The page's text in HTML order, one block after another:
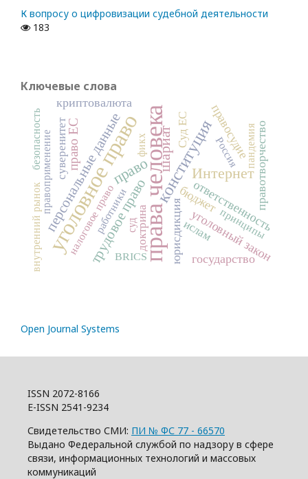
К вопросу о цифровизации судебной деятельности
183
Ключевые слова
права человека
уголовное правоконституция
право шариат
Интернет
персональные данные
трудовое право
право ЕС
бюджет
юрисдикцияответственность
уголовный закон
правосудие
криптовалюта
правотворчество
государство
Суд ЕС
суверенитет
ислам
доктрина
внутренний рынок
правоприменение
принципы
суд
пандемия
Россия
безопасность
налоговое право
фикх
работники
BRICS
Open Journal Systems
ISSN 2072-8166
E-ISSN 2541-9234
Свидетельство СМИ: ПИ № ФС 77 - 66570
Выдано Федеральной службой по надзору в сфере
связи, информационных технологий и массовых
коммуникаций